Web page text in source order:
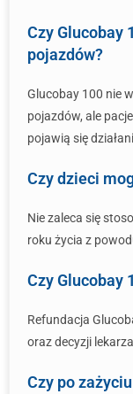
Czy Glucobay
pojazdów?
Glucobay 100 nie
pojazdów, ale
pojawią się
Czy dzieci
Nie zaleca się
roku życia z
Czy Glucobay
Refundacja
oraz decyzji
Czy po